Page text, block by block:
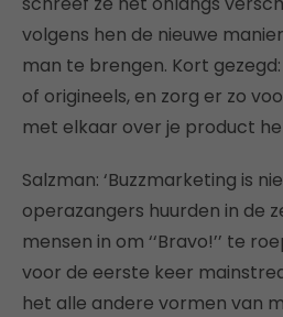
volgens hen de nieuwe
man te brengen. Kort
of origineels, en zorg er zo
met elkaar over je product
Salzman: ‘Buzzmarketing is
operazangers huurden in de
mensen in om ‘‘Bravo!’’ te
voor de eerste keer
het alle andere vormen van